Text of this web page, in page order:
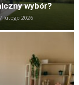
wybór?
lutego 2026